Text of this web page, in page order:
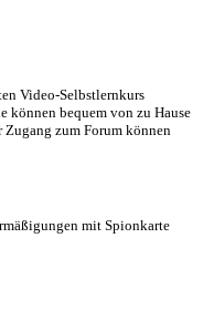
Video-Selbstlernkurs
können bequem von zu Hause
Zugang zum Forum können
mit Spionkarte